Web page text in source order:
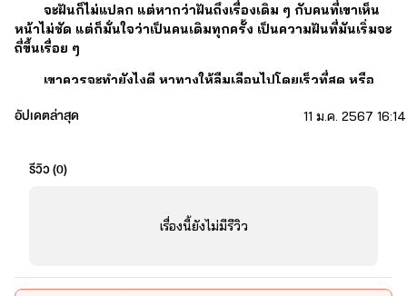
จะฝันก็ไม่แปลก แต่หากว่าฝันถึงเรื่องเดิม ๆ กับคนที่เขาเห็น
หน้าไม่ชัด แต่ก็มั่นใจว่าเป็นคนเดิมทุกครั้ง เป็นความฝันที่มันเริ่มจะ
ถี่ขึ้นเรื่อย ๆ
เขาควรจะทำยังไงดี หาทางให้ลืมเลือนไปโดยเร็วที่สุด หรือ
อัปเดตล่าสุด 11 ม.ค. 2567
รีวิว (0)
เรื่องนี้ยังไม่มีรีวิว